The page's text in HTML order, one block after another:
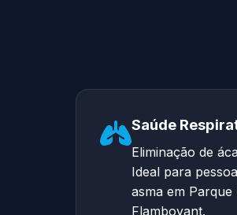
Saúde
Eliminação de
Ideal para
asma em Parque
Flamboyant.